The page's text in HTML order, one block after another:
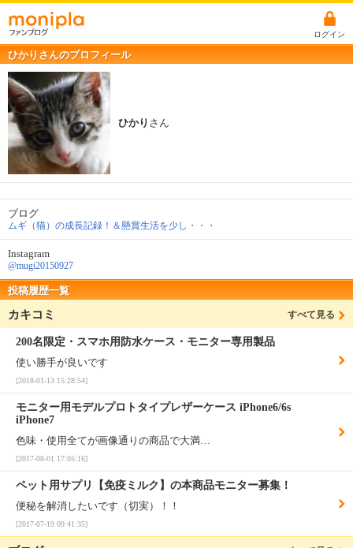
ログイン
ひかりさんのプロフィール
ひかり さん
ブログ
ムギ（猫）の成長記録！＆懸賞生活を少し・・・
Instagram
@mugi20150927
投稿履歴一覧
カキコミ すべて見る
200名限定・スマホ用防水ケース・モニター専用製品
使い勝手が良いです
[2018-01-13 15:28:54]
モニター用モデルプロトタイプレザーケース iPhone6/6s
iPhone7
色味・使用全てが画像通りの商品で大満…
[2017-08-01 17:05:16]
ペット用サプリ【免疫ミルク】の本商品モニター募集！
便秘を解消したいです（切実）！！
[2017-07-19 09:41:35]